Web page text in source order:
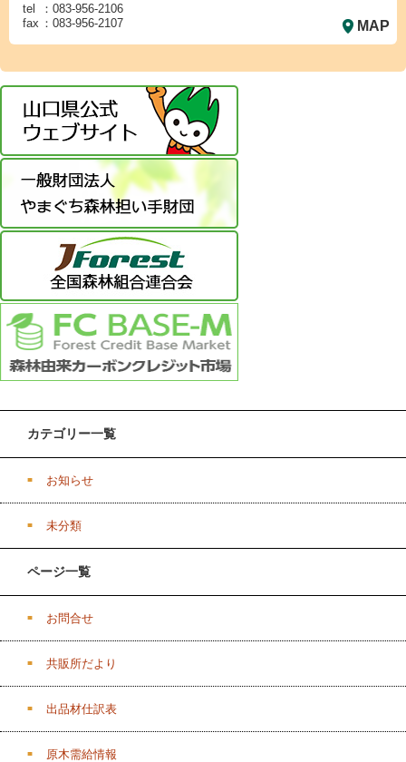
tel
：083-956-2106
fax ：083-956-2107 MAP
カテゴリー一覧
お知らせ
未分類
ページ一覧
お問合せ
共販所だより
出品材仕訳表
原木需給情報